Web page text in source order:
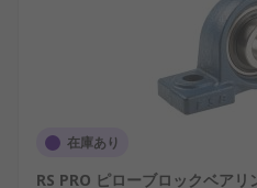
在庫あり
RS PRO ピローブロックベア